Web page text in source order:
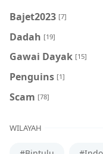
Bajet2023 [7]
Dadah [19]
Gawai Dayak [15]
Penguins [1]
Scam [78]
WILAYAH